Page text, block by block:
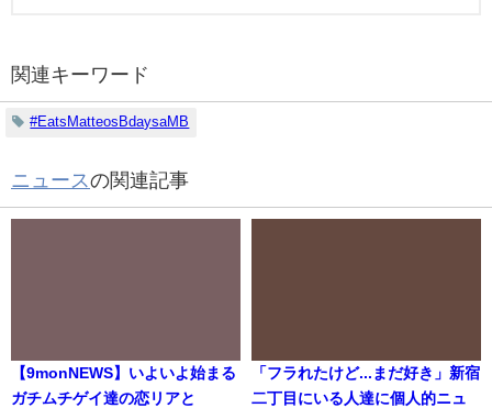
関連キーワード
#EatsMatteosBdaysaMB
ニュースの関連記事
【9monNEWS】いよいよ始まる
ガチムチゲイ達の恋リアと
「フラれたけど...まだ好き」新宿
二丁目にいる人達に個人的ニュ